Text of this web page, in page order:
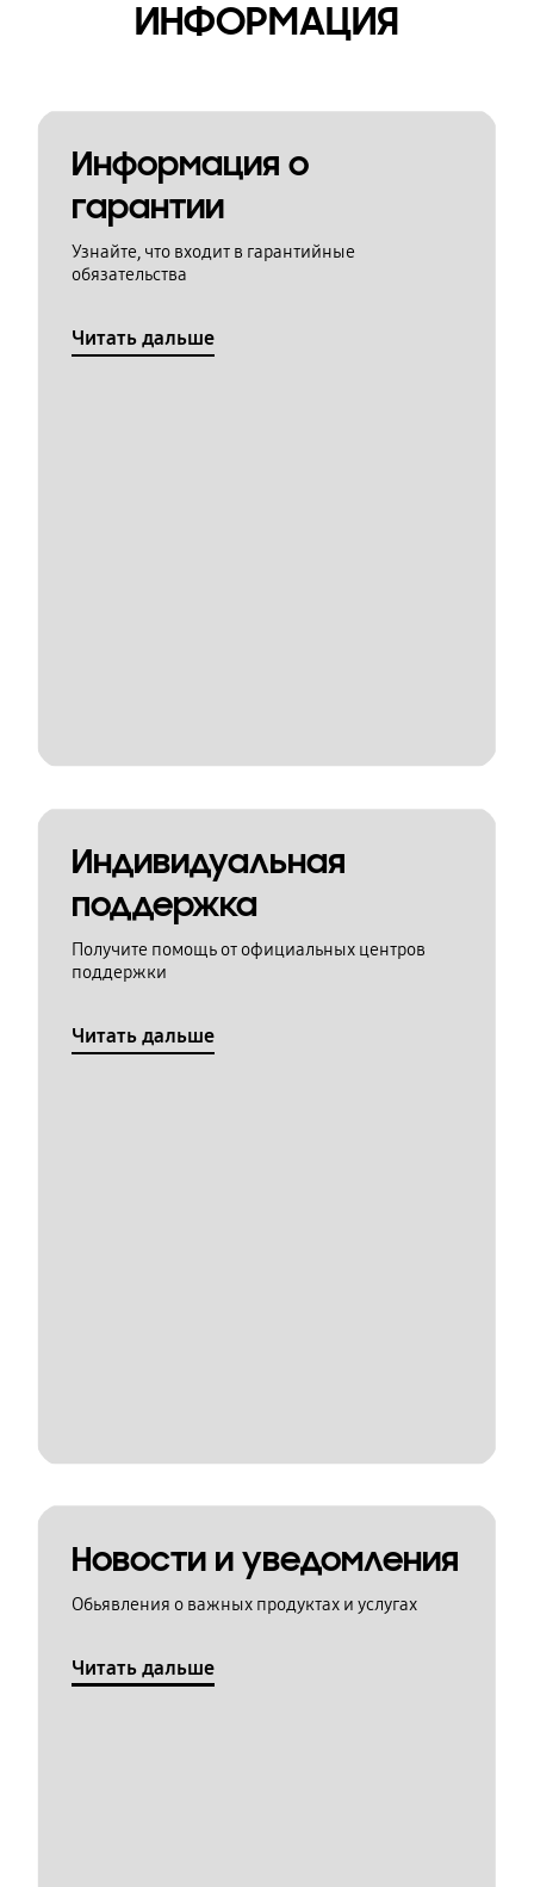
ИНФОРМАЦИЯ
Информация о
гарантии
Узнайте, что входит в гарантийные
обязательства
Читать дальше
Индивидуальная
поддержка
Получите помощь от официальных центров
поддержки
Читать дальше
Новости и уведомления
Обьявления о важных продуктах и услугах
Читать дальше